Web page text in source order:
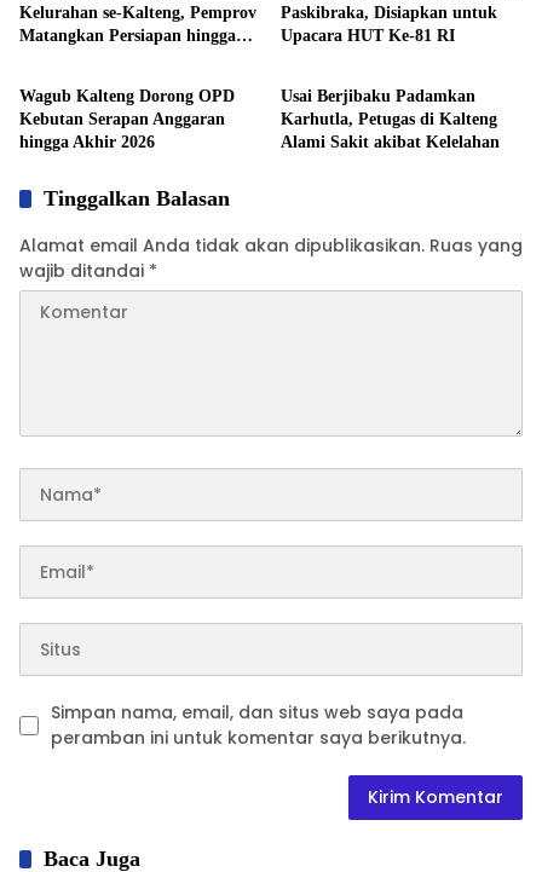
Kelurahan se-Kalteng, Pemprov
Matangkan Persiapan hingga
Paskibraka, Disiapkan untuk
Upacara HUT Ke-81 RI
Pemprov Kalteng
Wagub Kalteng Dorong OPD
Kebutan Serapan Anggaran
hingga Akhir 2026
News
Usai Berjibaku Padamkan
Karhutla, Petugas di Kalteng
Alami Sakit akibat Kelelahan
Tinggalkan Balasan
Alamat email Anda tidak akan dipublikasikan. Ruas yang
wajib ditandai *
Simpan nama, email, dan situs web saya pada
peramban ini untuk komentar saya berikutnya.
Baca Juga